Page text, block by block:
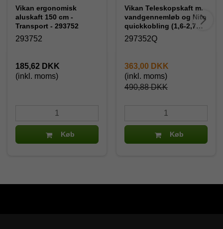
Vikan ergonomisk
aluskaft 150 cm -
Transport - 293752
293752
185,62 DKK
(inkl. moms)
Køb
Vikan Teleskopskaft m.
vandgennemløb og Nito
quickkobling (1,6-2,7m)
297352Q
297352Q
490,88 DKK
363,00 DKK
(inkl. moms)
Køb